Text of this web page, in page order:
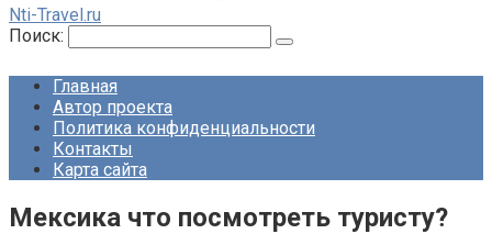
Nti-Travel.ru
Поиск:
Главная
Автор проекта
Политика конфиденциальности
Контакты
Карта сайта
Мексика что посмотреть туристу?